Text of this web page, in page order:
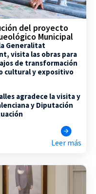
del proyecto
Municipal
Generalitat
visita las obras para
de transformación
cultural y expositivo
agradece la visita y
y Diputación
Leer más